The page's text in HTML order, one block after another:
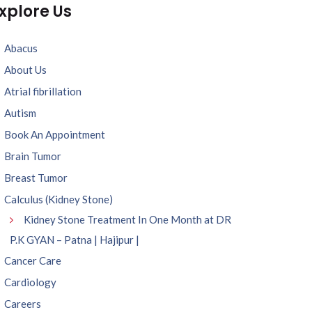
Us
Abacus
About Us
Atrial fibrillation
Autism
Book An Appointment
Brain Tumor
Breast Tumor
Calculus (Kidney Stone)
Kidney Stone Treatment In One Month at DR
P.K GYAN – Patna | Hajipur |
Cancer Care
Cardiology
Careers